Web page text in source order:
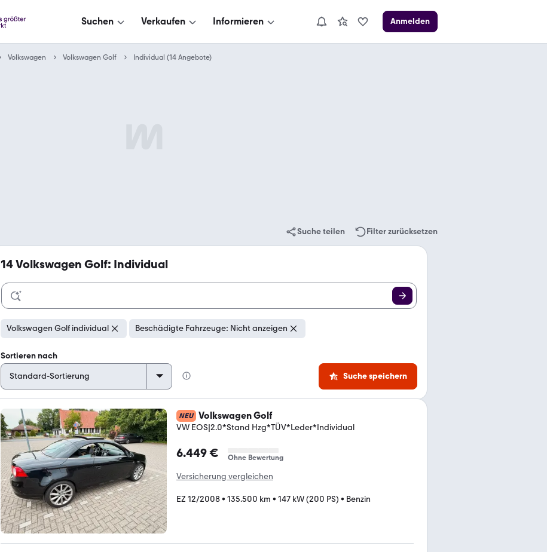
Suchen Verkaufen Informieren Anmelden
Volkswagen Volkswagen Golf Individual (14 Angebote)
Suche teilen Filter zurücksetzen
14Volkswagen Golf: Individual
Volkswagen Golf individual Beschädigte Fahrzeuge: Nicht anzeigen
Sortieren nach
Suche speichern
NEU Volkswagen Golf
VW EOS|2.0*Stand Hzg*TÜV*Leder*Individual
6.449 € Ohne Bewertung
Versicherung vergleichen
EZ 12/2008• 135.500 km • 147 kW (200 PS) • Benzin